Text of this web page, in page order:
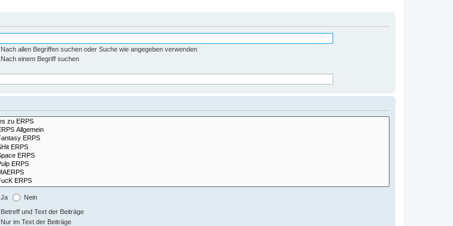
Nach allen Begriffen suchen oder Suche wie angegeben verwenden
Nach einem Begriff suchen
Ja Nein
Betreff und Text der Beiträge
Nur im Text der Beiträge